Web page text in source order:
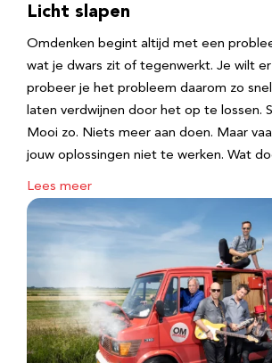
Licht slapen
Omdenken begint altijd met een
wat je dwars zit of tegenwerkt. Je wilt er
probeer je het probleem daarom zo
laten verdwijnen door het op te lossen.
Mooi zo. Niets meer aan doen. Maar
jouw oplossingen niet te werken. Wat
Lees meer